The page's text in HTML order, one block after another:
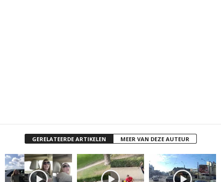
GERELATEERDE ARTIKELEN MEER VAN DEZE AUTEUR